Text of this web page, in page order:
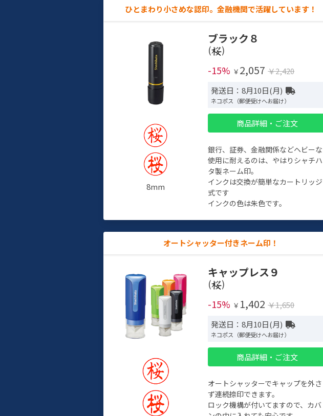
ひとまわり小さめな認印。金融機関で活躍しています！
8mm
ブラック８
(
)
-15% ￥ 2,057 ￥2,420
発送日：8月10日(月)
ネコポス（郵便受けへお届け）
商品詳細・ご注文
銀行、証券、金融関係などヘビーな
使用に耐えるのは、やはりシャチハ
タ製ネーム印。
インクは交換が簡単なカートリッジ
式です
インクの色は朱色です。
オートシャッター付きネーム印！
キャップレス９
(
)
-15% ￥ 1,402 ￥1,650
発送日：8月10日(月)
ネコポス（郵便受けへお届け）
商品詳細・ご注文
オートシャッターでキャップを外さ
ず連続捺印できます。
ロック機構が付いてますので、カバ